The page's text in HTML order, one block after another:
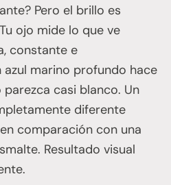
Pero el brillo es
ojo mide lo que ve
constante e
azul marino profundo hace
casi blanco. Un
diferente
comparación con una
Resultado visual